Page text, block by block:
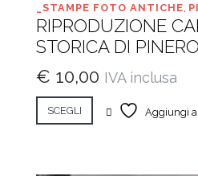
_STAMPE FOTO ANTICHE
RIPRODUZIONE
STORICA DI
€ 10,00 IVA inclusa
SCEGLI Aggiungi